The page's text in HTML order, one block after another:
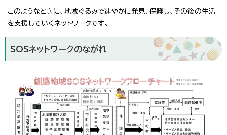
このようなときに、地域ぐるみで速やかに発見、保護し、その後の生活
を支援していくネットワークです。
SOSネットワークのながれ